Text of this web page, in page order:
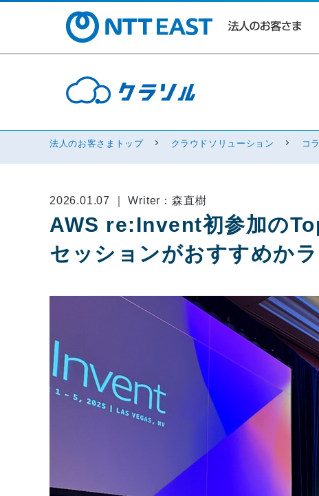
法人のお客さまトップ クラウドソリューション コ
2026.01.07 ｜ Writer：森直樹
AWS re:Invent初参加の
セッションがおすすめか